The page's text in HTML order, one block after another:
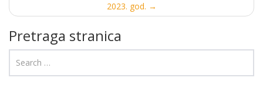
2023. god. →
Pretraga stranica